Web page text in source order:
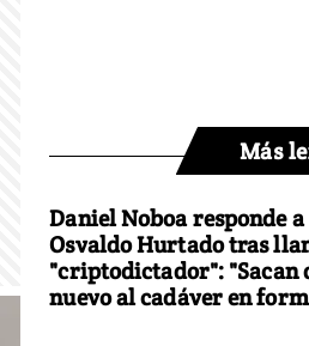
Más
Daniel Noboa responde a
Osvaldo Hurtado tras
"criptodictador": "Sacan
nuevo al cadáver en